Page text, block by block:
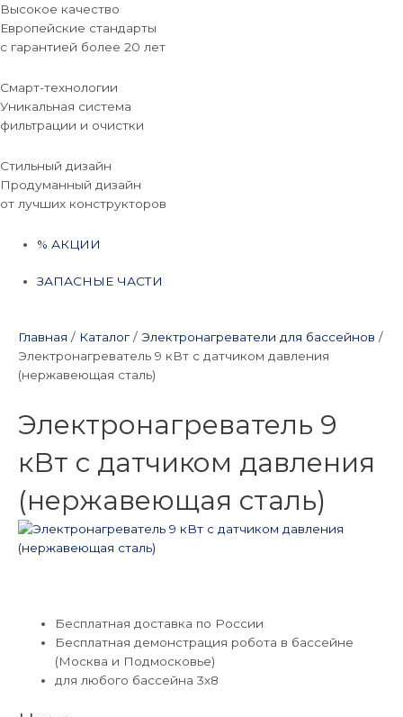
Высокое качество
Европейские стандарты
с гарантией более 20 лет
Смарт-технологии
Уникальная система
фильтрации и очистки
Стильный дизайн
Продуманный дизайн
от лучших конструкторов
% АКЦИИ
ЗАПАСНЫЕ ЧАСТИ
Главная / Каталог / Электронагреватели для бассейнов /
Электронагреватель 9 кВт с датчиком давления
(нержавеющая сталь)
Электронагреватель 9
кВт с датчиком давления
(нержавеющая сталь)
Бесплатная доставка по России
Бесплатная демонстрация робота в бассейне
(Москва и Подмосковье)
для любого бассейна 3х8